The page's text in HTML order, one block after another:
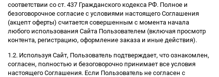
соответствии со ст. 437 Гражданского кодекса РФ. Полное и
безоговорочное согласие с условиями настоящего Соглашения
(акцепт оферты) считается совершенным с момента начала
любого использования Сайта Пользователем (включая просмотр
контента, регистрацию, оформление заказа и иные действия).
1.2. Используя Сайт, Пользователь подтверждает, что ознакомлен,
согласен, полностью и безоговорочно принимает все условия
настоящего Соглашения. Если Пользователь не согласен с